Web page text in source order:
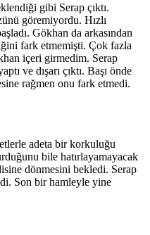
gibi Serap çıktı.
göremiyordu. Hızlı
Gökhan da arkasından
fark etmemişti. Çok fazla
içeri girmedim. Serap
ve dışarı çıktı. Başı önde
rağmen onu fark etmedi.
adeta bir korkuluğu
bile hatırlayamayacak
dönmesini bekledi. Serap
Son bir hamleyle yine